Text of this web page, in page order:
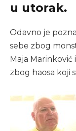
u utorak.
Odavno je
sebe zbog
Maja
zbog haosa koji